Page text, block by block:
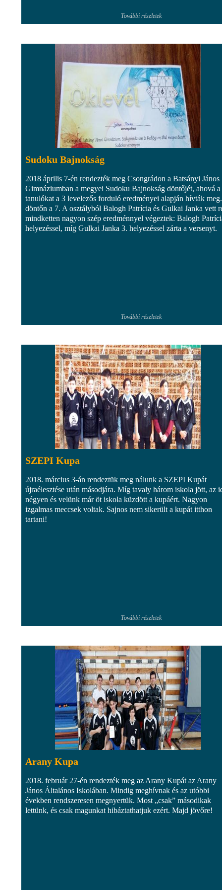
További részletek
Sudoku Bajnokság
2018 április 7-én rendezték meg Csongrádon a Batsányi János
Gimnáziumban a megyei Sudoku Bajnokság döntőjét, ahová a
tanulókat a 3 levelezős forduló eredményei alapján hívták
döntőn a 7. A osztályból Balogh Patrícia és Gulkai Janka vett
mindketten nagyon szép eredménnyel végeztek: Balogh
helyezéssel, míg Gulkai Janka 3. helyezéssel zárta a versenyt.
További részletek
SZEPI Kupa
2018. március 3-án rendeztük meg nálunk a SZEPI Kupát
újraélesztése után másodjára. Míg tavaly három iskola jött, az
négyen és velünk már öt iskola küzdött a kupáért. Nagyon
izgalmas meccsek voltak. Sajnos nem sikerült a kupát itthon
tartani!
További részletek
Arany Kupa
2018. február 27-én rendezték meg az Arany Kupát az Arany
János Általános Iskolában. Mindig meghívnak és az utóbbi
években rendszeresen megnyertük. Most „csak” másodikak
lettünk, és csak magunkat hibáztathatjuk ezért. Majd jövőre!